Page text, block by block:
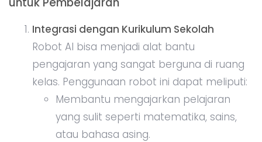
Integrasi dengan Kurikulum Sekolah
Robot AI bisa menjadi alat bantu
pengajaran yang sangat berguna di ruang
kelas. Penggunaan robot ini dapat meliputi:
Membantu mengajarkan pelajaran
yang sulit seperti matematika, sains,
atau bahasa asing.